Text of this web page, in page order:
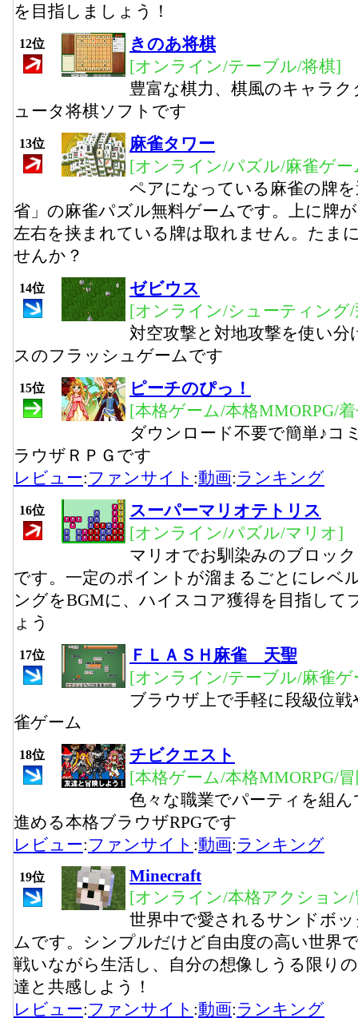
を目指しましょう！
12位
きのあ将棋
[オンライン/テーブル/将棋]
豊富な棋力、棋風のキャラ
ュータ将棋ソフトです
13位
麻雀タワー
[オンライン/パズル/麻雀ゲー
ペアになっている麻雀の牌
省」の麻雀パズル無料ゲームです。上に牌
左右を挟まれている牌は取れません。たま
せんか？
14位
ゼビウス
[オンライン/シューティング
対空攻撃と対地攻撃を使い
スのフラッシュゲームです
15位
ピーチのぴっ！
[本格ゲーム/本格MMORPG/
ダウンロード不要で簡単♪コ
ラウザＲＰＧです
レビュー:ファンサイト :動画:ランキング
16位
スーパーマリオテトリス
[オンライン/パズル/マリオ]
マリオでお馴染みのブロッ
です。一定のポイントが溜まるごとにレベ
ングをBGMに、ハイスコア獲得を目指して
ょう
17位
ＦＬＡＳＨ麻雀 天聖
[オンライン/テーブル/麻雀ゲ
ブラウザ上で手軽に段級位
雀ゲーム
18位
チビクエスト
[本格ゲーム/本格MMORPG/
色々な職業でパーティを組
進める本格ブラウザRPGです
レビュー:ファンサイト :動画:ランキング
19位
Minecraft
[オンライン/本格アクション
世界中で愛されるサンドボ
ムです。シンプルだけど自由度の高い世界
戦いながら生活し、自分の想像しうる限り
達と共感しよう！
レビュー:ファンサイト :動画:ランキング